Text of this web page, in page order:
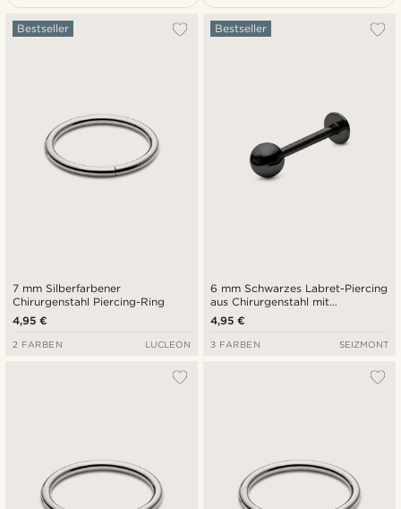
Am Beliebtesten
7 mm Silberfarbener
Chirurgenstahl Piercing-Ring
Bestseller
4,95 €
2 FARBEN LUCLEON
6 mm Schwarzes Labret-Piercing
aus Chirurgenstahl mit
Kugelspitze
Bestseller
4,95 €
3 FARBEN SEIZMONT